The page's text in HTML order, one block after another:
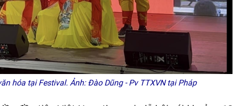
hóa tại Festival. Ảnh: Đào Dũng - Pv TTXVN tại Pháp